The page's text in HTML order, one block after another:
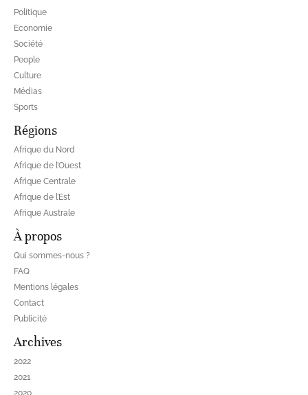
Politique
Economie
Société
People
Culture
Médias
Sports
Régions
Afrique du Nord
Afrique de l’Ouest
Afrique Centrale
Afrique de l’Est
Afrique Australe
À propos
Qui sommes-nous ?
FAQ
Mentions légales
Contact
Publicité
Archives
2022
2021
2020